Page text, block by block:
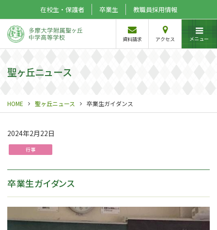
在校生・保護者 卒業生 教職員採用情報
資料請求 アクセス メニュー
聖ヶ丘ニュース
HOME 聖ヶ丘ニュース 卒業生ガイダンス
2024年2月22日
行事
卒業生ガイダンス